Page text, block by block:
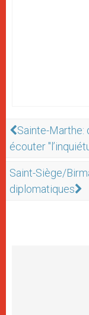
Sainte-Marthe:
écouter
Saint-Siège/
diplomatiques